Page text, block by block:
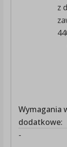
z
Wymagania
dodatkowe:
-